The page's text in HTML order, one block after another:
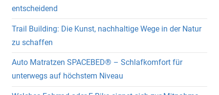
entscheidend
Trail Building: Die Kunst, nachhaltige Wege in der Natur
zu schaffen
Auto Matratzen SPACEBED® – Schlafkomfort für
unterwegs auf höchstem Niveau